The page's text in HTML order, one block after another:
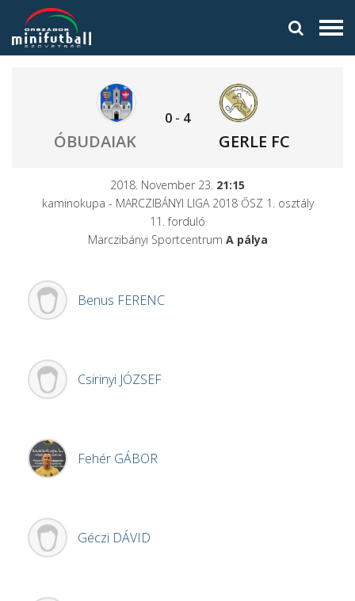
ÓBUDAIAK
0- 4
GERLE FC
2018. November 23. 21:15
kaminokupa - MARCZIBÁNYI LIGA 2018 ŐSZ 1. osztály
11. forduló
Marczibányi Sportcentrum A pálya
Benus FERENC
Csirinyi JÓZSEF
Fehér GÁBOR
Géczi DÁVID